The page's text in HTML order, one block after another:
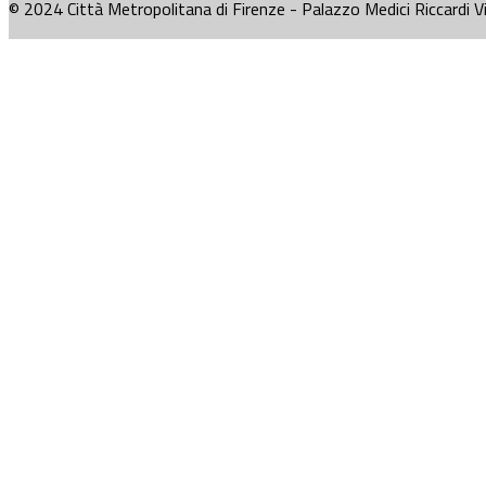
© 2024 Città Metropolitana di Firenze - Palazzo Medici Riccardi